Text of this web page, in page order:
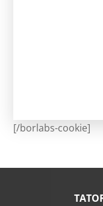
[/borlabs-cookie]